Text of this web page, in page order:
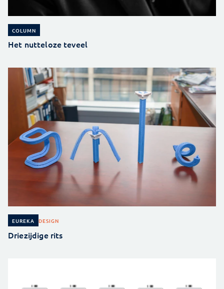
COLUMN
Het nutteloze teveel
EUREKA DESIGN
Driezijdige rits